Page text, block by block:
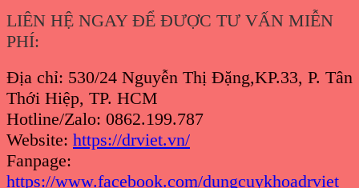
LIÊN HỆ NGAY ĐỂ ĐƯỢC TƯ VẤN MIỄN
PHÍ:
Địa chỉ: 530/24 Nguyễn Thị Đặng,KP.33, P. Tân
Thới Hiệp, TP. HCM
Hotline/Zalo: 0862.199.787
Website: https://drviet.vn/
Fanpage:
https://www.facebook.com/dungcuykhoadrviet